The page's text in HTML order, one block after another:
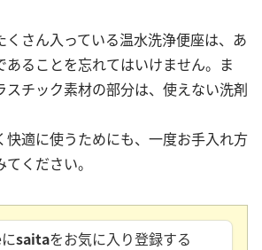
くさん入っている温水洗浄便座は、あ
あることを忘れてはいけません。ま
スチック素材の部分は、使えない洗剤
快適に使うためにも、一度お手入れ方
ください。
saitaをお気に入り登録する